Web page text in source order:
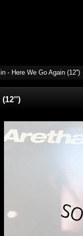
- Here We Go Again (12'')
(12'')